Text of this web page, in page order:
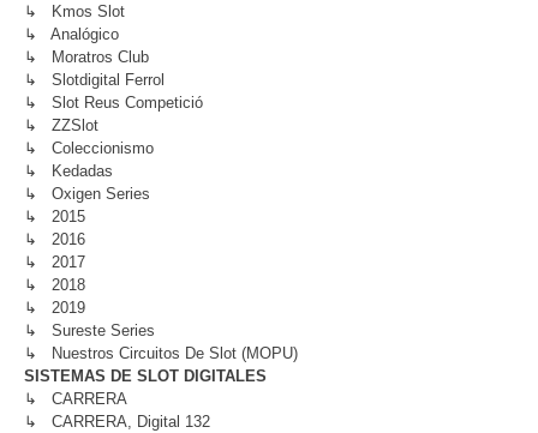
↳ Kmos Slot
↳ Analógico
↳ Moratros Club
↳ Slotdigital Ferrol
↳ Slot Reus Competició
↳ ZZSlot
↳ Coleccionismo
↳ Kedadas
↳ Oxigen Series
↳ 2015
↳ 2016
↳ 2017
↳ 2018
↳ 2019
↳ Sureste Series
↳ Nuestros Circuitos De Slot (MOPU)
SISTEMAS DE SLOT DIGITALES
↳ CARRERA
↳ CARRERA, Digital 132